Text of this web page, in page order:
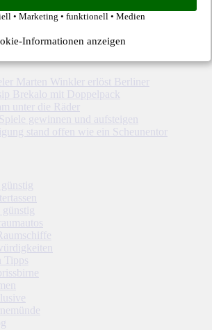
Marten Winkler erlöst Berliner
Brekalo mit Doppelpack
unter die Räder
gewinnen und aufsteigen
stand offen wie ein Scheunentor
Tipps
• Marketing • funktionell • Medien
Informationen anzeigen